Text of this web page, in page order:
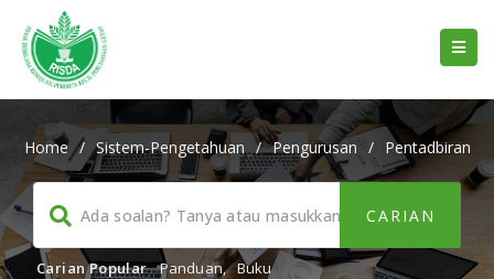
Home / Sistem-Pengetahuan / Pengurusan / Pentadbiran
Carian Popular Panduan, Buku